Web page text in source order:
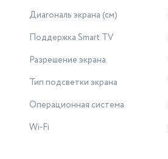
Диагональ экрана (см)
Поддержка Smart TV
Разрешение экрана
Тип подсветки экрана
Операционная система
Wi-Fi